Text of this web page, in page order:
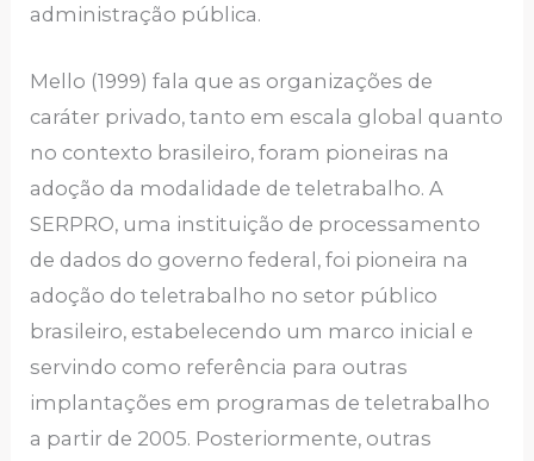
administração pública.
Mello (1999) fala que as organizações de
caráter privado, tanto em escala global quanto
no contexto brasileiro, foram pioneiras na
adoção da modalidade de teletrabalho. A
SERPRO, uma instituição de processamento
de dados do governo federal, foi pioneira na
adoção do teletrabalho no setor público
brasileiro, estabelecendo um marco inicial e
servindo como referência para outras
implantações em programas de teletrabalho
a partir de 2005. Posteriormente, outras